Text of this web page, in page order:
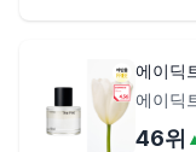
에이딕
에이딕
46위